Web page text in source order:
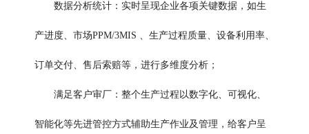
数据分析统计：实时呈现企业各项关键数据，如生
产进度、市场PPM/3MIS 、生产过程质量、设备利用率、
订单交付、售后索赔等，进行多维度分析；
满足客户审厂：整个生产过程以数字化、可视化、
智能化等先进管控方式辅助生产作业及管理，给客户呈